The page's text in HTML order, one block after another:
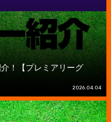
！【プレミアリーグ
2026.04.04